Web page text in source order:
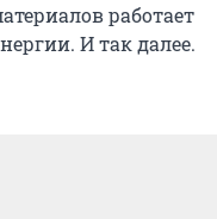
работает
И так далее.